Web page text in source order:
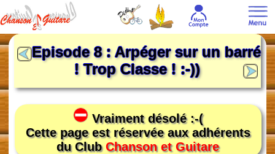
Episode 8 : Arpéger sur un barré
! Trop Classe ! :-))
Vraiment désolé :-(
Cette page est réservée aux adhérents
du ClubChanson et Guitare